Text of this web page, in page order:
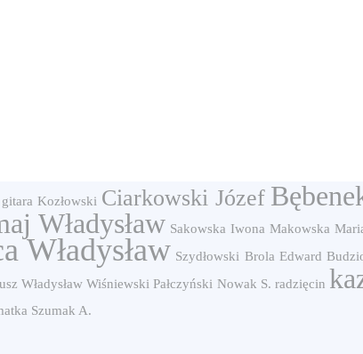
gitara Kozłowski Ciarkowski Józef
Władysław Sakowska Iwona Makowska
Władysław Szydłowski Brola Edward
Władysław Wiśniewski Pałczyński Nowak S. radzięcin
Szumak A.